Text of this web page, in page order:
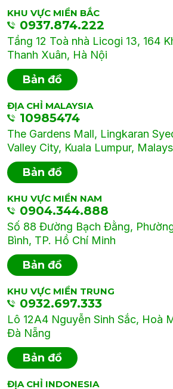
KHU VỰC MIỀN BẮC
0937.874.222
Tầng 12 Toà nhà Licogi 13, 164
Thanh Xuân, Hà Nội
Bản đồ
ĐỊA CHỈ MALAYSIA
10985474
The Gardens Mall, Lingkaran
Valley City, Kuala Lumpur,
Bản đồ
KHU VỰC MIỀN NAM
0904.344.888
Số 88 Đường Bạch Đằng,
Bình, TP. Hồ Chí Minh
Bản đồ
KHU VỰC MIỀN TRUNG
0932.697.333
Lô 12A4 Nguyễn Sinh Sắc, Hoà
Đà Nẵng
Bản đồ
ĐỊA CHỈ INDONESIA